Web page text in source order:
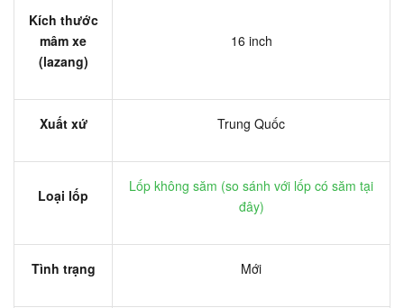
Kích thước
mâm xe
(lazang)
16 inch
Xuất xứ Trung Quốc
Loại lốp
Lốp không săm (so sánh với lốp có săm tại
đây)
Tình trạng Mới